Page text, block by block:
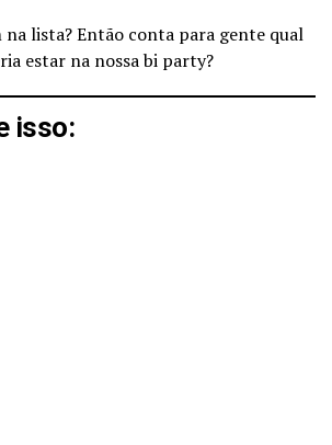
lista? Então conta para gente qual
estar na nossa bi party?
isso: